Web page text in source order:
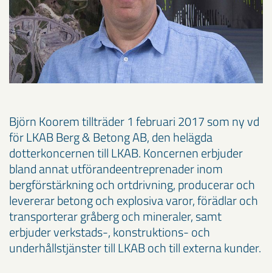
Björn Koorem tillträder 1 februari 2017 som ny vd
för LKAB Berg & Betong AB, den helägda
dotterkoncernen till LKAB. Koncernen erbjuder
bland annat utförandeentreprenader inom
bergförstärkning och ortdrivning, producerar och
levererar betong och explosiva varor, förädlar och
transporterar gråberg och mineraler, samt
erbjuder verkstads-, konstruktions- och
underhållstjänster till LKAB och till externa kunder.